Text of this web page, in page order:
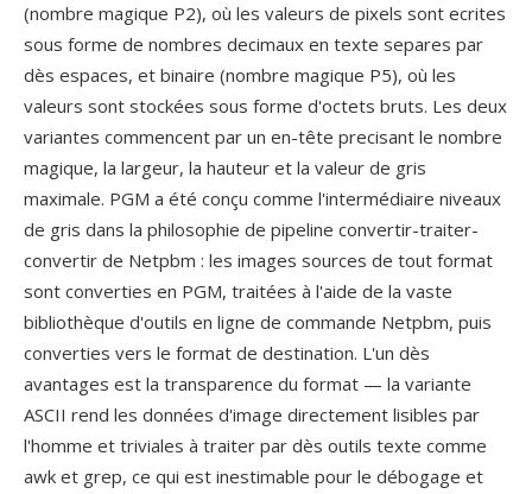
(nombre magique P2), où les valeurs de pixels sont ecrites
sous forme de nombres decimaux en texte separes par
dès espaces, et binaire (nombre magique P5), où les
valeurs sont stockées sous forme d'octets bruts. Les deux
variantes commencent par un en-tête precisant le nombre
magique, la largeur, la hauteur et la valeur de gris
maximale. PGM a été conçu comme l'intermédiaire niveaux
de gris dans la philosophie de pipeline convertir-traiter-
convertir de Netpbm : les images sources de tout format
sont converties en PGM, traitées à l'aide de la vaste
bibliothèque d'outils en ligne de commande Netpbm, puis
converties vers le format de destination. L'un dès
avantages est la transparence du format — la variante
ASCII rend les données d'image directement lisibles par
l'homme et triviales à traiter par dès outils texte comme
awk et grep, ce qui est inestimable pour le débogage et